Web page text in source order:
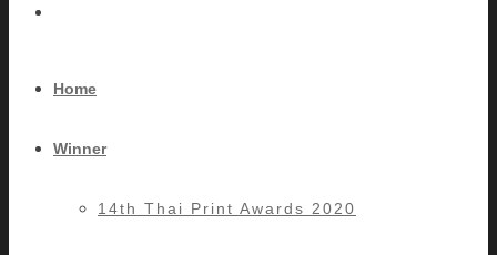
Home
Winner
14th Thai Print Awards 2020